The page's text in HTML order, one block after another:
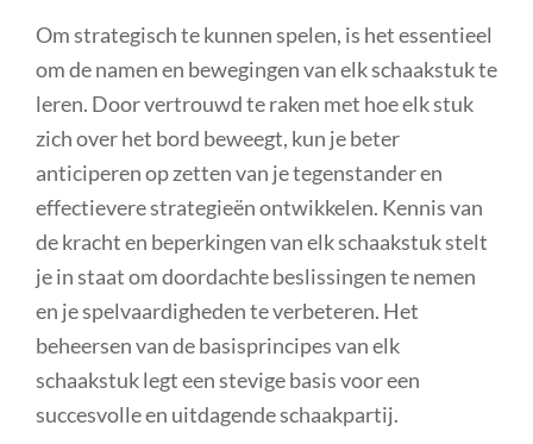
Om strategisch te kunnen spelen, is het essentieel
om de namen en bewegingen van elk schaakstuk te
leren. Door vertrouwd te raken met hoe elk stuk
zich over het bord beweegt, kun je beter
anticiperen op zetten van je tegenstander en
effectievere strategieën ontwikkelen. Kennis van
de kracht en beperkingen van elk schaakstuk stelt
je in staat om doordachte beslissingen te nemen
en je spelvaardigheden te verbeteren. Het
beheersen van de basisprincipes van elk
schaakstuk legt een stevige basis voor een
succesvolle en uitdagende schaakpartij.